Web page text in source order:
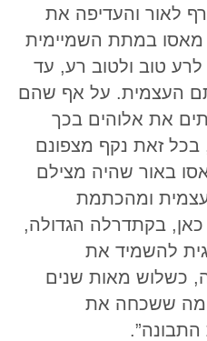
לאור והעדיפה את
מאסו במתת השמיימית
טוב ולטוב רע, עד
העצמית. על אף שהם
את אלוהים בכך
בכל זאת נקף מצפונם
באור שהיה מצילם
ומהכתמת
בקתדרלה הגדולה,
להשמיד את
כשלוש מאות שנים
ששכחה את